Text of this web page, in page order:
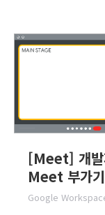
[Meet] 개발
Meet 부가
Google